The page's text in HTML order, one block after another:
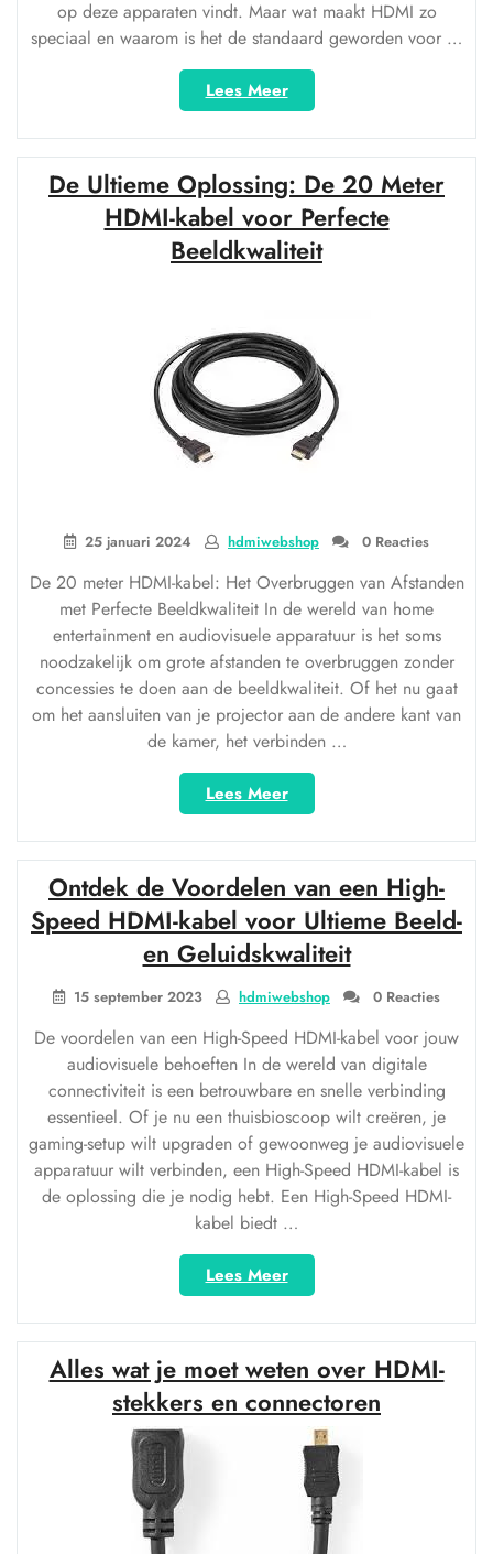
op deze apparaten vindt. Maar wat maakt HDMI zo
speciaal en waarom is het de standaard geworden voor …
Lees Meer“HDMI
C:
De
kracht
van
digitale
connectiviteit
voor
De Ultieme Oplossing: De 20 Meter
HDMI-kabel voor Perfecte
Beeldkwaliteit
25 januari 2024 hdmiwebshop 0 Reacties
De 20 meter HDMI-kabel: Het Overbruggen van Afstanden
met Perfecte Beeldkwaliteit In de wereld van home
entertainment en audiovisuele apparatuur is het soms
noodzakelijk om grote afstanden te overbruggen zonder
concessies te doen aan de beeldkwaliteit. Of het nu gaat
om het aansluiten van je projector aan de andere kant van
de kamer, het verbinden …
Lees Meer“De
Ultieme
Oplossing:
De
20
Meter
HDMI-
kabel
voor
Perfecte
Beeldkwaliteit”
Ontdek de Voordelen van een High-
Speed HDMI-kabel voor Ultieme Beeld-
en Geluidskwaliteit
15 september 2023 hdmiwebshop 0 Reacties
De voordelen van een High-Speed HDMI-kabel voor jouw
audiovisuele behoeften In de wereld van digitale
connectiviteit is een betrouwbare en snelle verbinding
essentieel. Of je nu een thuisbioscoop wilt creëren, je
gaming-setup wilt upgraden of gewoonweg je audiovisuele
apparatuur wilt verbinden, een High-Speed HDMI-kabel is
de oplossing die je nodig hebt. Een High-Speed HDMI-
kabel biedt …
Lees Meer“Ontdek
de
Voordelen
van
een
High-
Speed
HDMI-
kabel
voor
Ultieme
Beeld-
Alles wat je moet weten over HDMI-
stekkers en connectoren